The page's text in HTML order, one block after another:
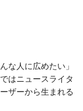
な人に広めたい」
はニュースライタ
ザーから生まれる